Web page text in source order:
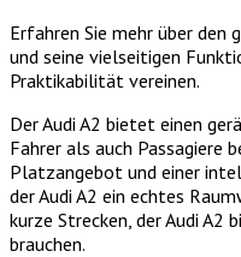
Erfahren Sie mehr über den
und seine vielseitigen
Praktikabilität vereinen.
Der Audi A2 bietet einen
Fahrer als auch Passagiere
Platzangebot und einer
der Audi A2 ein echtes
kurze Strecken, der Audi A2
brauchen.